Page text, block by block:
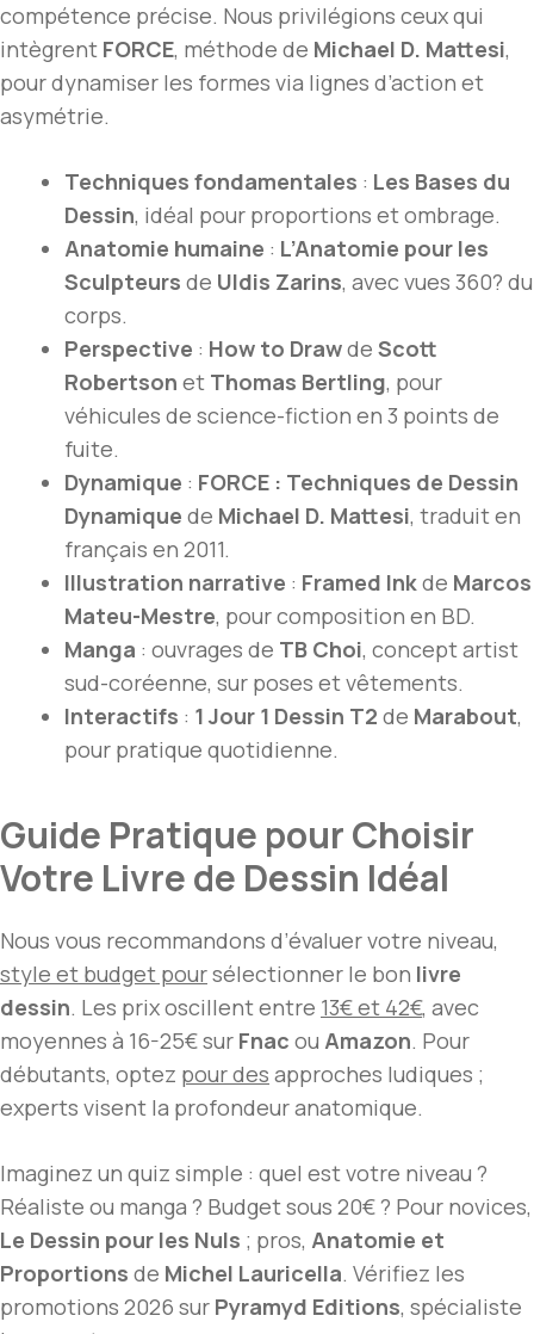
compétence précise. Nous privilégions ceux qui
intègrent FORCE, méthode de Michael D. Mattesi,
pour dynamiser les formes via lignes d’action et
asymétrie.
Techniques fondamentales : Les Bases du
Dessin, idéal pour proportions et ombrage.
Anatomie humaine : L’Anatomie pour les
Sculpteurs de Uldis Zarins, avec vues 360? du
corps.
Perspective : How to Drawde Scott
Robertson et Thomas Bertling, pour
véhicules de science-fiction en 3 points de
fuite.
Dynamique : FORCE : Techniques de Dessin
Dynamique de Michael D. Mattesi, traduit en
français en 2011.
Illustration narrative : Framed Inkde Marcos
Mateu-Mestre, pour composition en BD.
Manga : ouvrages de TB Choi, concept artist
sud-coréenne, sur poses et vêtements.
Interactifs : 1 Jour 1 Dessin T2 de Marabout,
pour pratique quotidienne.
Guide Pratique pour Choisir
Votre Livre de Dessin Idéal
Nous vous recommandons d’évaluer votre niveau,
style et budget poursélectionner le bon livre
dessin. Les prix oscillent entre 13€ et 42€, avec
moyennes à 16-25€ sur Fnac ou Amazon. Pour
débutants, optez pour des approches ludiques ;
experts visent la profondeur anatomique.
Imaginez un quiz simple : quel est votre niveau ?
Réaliste ou manga ? Budget sous 20€ ? Pour novices,
Le Dessin pour les Nuls ; pros, Anatomie et
Proportions de Michel Lauricella. Vérifiez les
promotions 2026 sur Pyramyd Editions, spécialiste